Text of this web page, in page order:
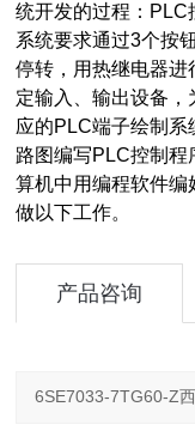
统开发的过程：PLC
系统要求通过3个按
停转，用热继电器进
定输入、输出设备
应的PLC端子绘制
路图编写PLC控制
算机中用编程软件
做以下工作。
产品咨询